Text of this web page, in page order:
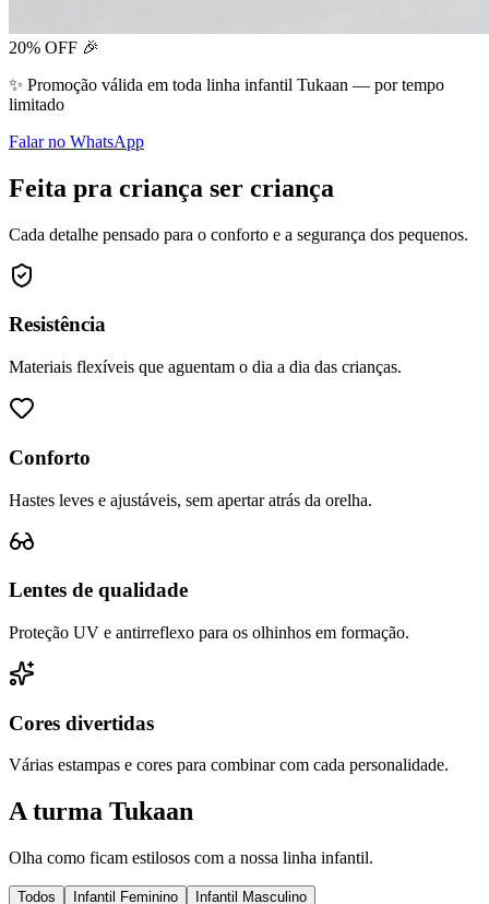
20% OFF 🎉
✨ Promoção válida em toda linha infantil Tukaan — por tempo
limitado
Falar no WhatsApp
Feita pra criança ser criança
Cada detalhe pensado para o conforto e a segurança dos pequenos.
Resistência
Materiais flexíveis que aguentam o dia a dia das crianças.
Conforto
Hastes leves e ajustáveis, sem apertar atrás da orelha.
Lentes de qualidade
Proteção UV e antirreflexo para os olhinhos em formação.
Cores divertidas
Várias estampas e cores para combinar com cada personalidade.
A turma Tukaan
Olha como ficam estilosos com a nossa linha infantil.
Todos Infantil Feminino Infantil Masculino